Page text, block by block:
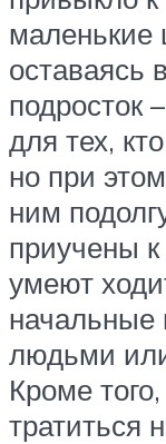
маленькие
оставаясь
подросток
для тех,
но при
ним
приучены к
умеют
людьми
Кроме
тратиться